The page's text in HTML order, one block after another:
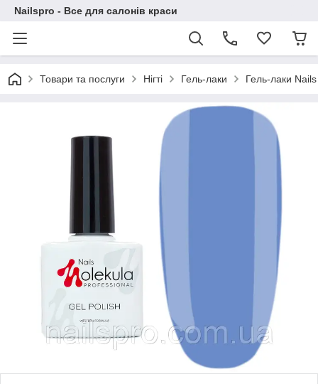
Nailspro - Все для салонів краси
Товари та послуги Нігті Гель-лаки Гель-лаки